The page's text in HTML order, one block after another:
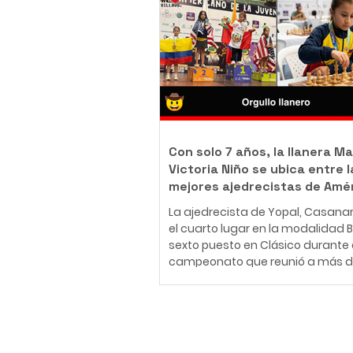
body piercer profesional
ha construido una carrera en el
del arte corporal, convencido de
tatuaje y el body piercing van
más allá de la estética: son una
inmortalizar historias, emociones
momentos que acompañarán a
Con solo 7 años, la llanera
Victoria Niño se ubica entre
mejores ajedrecistas de
La ajedrecista de Yopal,
el cuarto lugar en la modalidad
sexto puesto en Clásico durante
campeonato que reunió a más